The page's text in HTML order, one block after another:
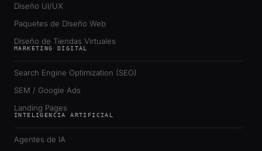
Diseño UI/UX
Paquetes de Diseño Web
Diseño de Tiendas Virtuales
MARKETING DIGITAL
Search Engine Optimization (SEO)
SEM / Google Ads
Landing Pages
INTELIGENCIA ARTIFICIAL
Agentes de IA